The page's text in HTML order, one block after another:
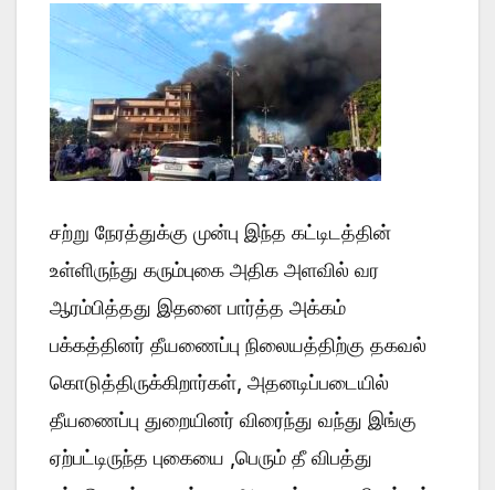
சற்று நேரத்துக்கு முன்பு இந்த கட்டிடத்தின்
உள்ளிருந்து கரும்புகை அதிக அளவில் வர
ஆரம்பித்தது இதனை பார்த்த அக்கம்
பக்கத்தினர் தீயணைப்பு நிலையத்திற்கு தகவல்
கொடுத்திருக்கிறார்கள், அதனடிப்படையில்
தீயணைப்பு துறையினர் விரைந்து வந்து இங்கு
ஏற்பட்டிருந்த புகையை ,பெரும் தீ விபத்து